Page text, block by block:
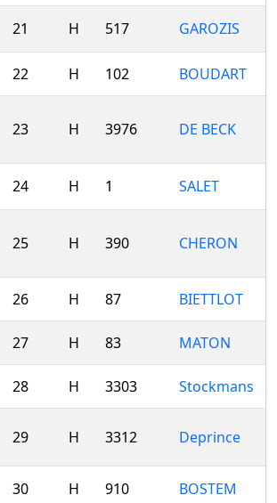
21 H 517 GAROZIS
22 H 102 BOUDART
23 H 3976 DE BECK
24 H 1 SALET
25 H 390 CHERON
26 H 87 BIETTLOT
27 H 83 MATON
28 H 3303 Stockmans
29 H 3312 Deprince
30 H 910 BOSTEM